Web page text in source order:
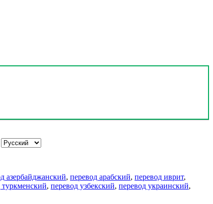
азербайджанский, перевод арабский, перевод иврит,
туркменский, перевод узбекский, перевод украинский,